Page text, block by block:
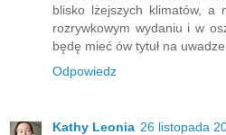
blisko lżejszych klimatów, a
rozrywkowym wydaniu i w
będę mieć ów tytuł na uwadze
Odpowiedz
Kathy Leonia 26 listopada